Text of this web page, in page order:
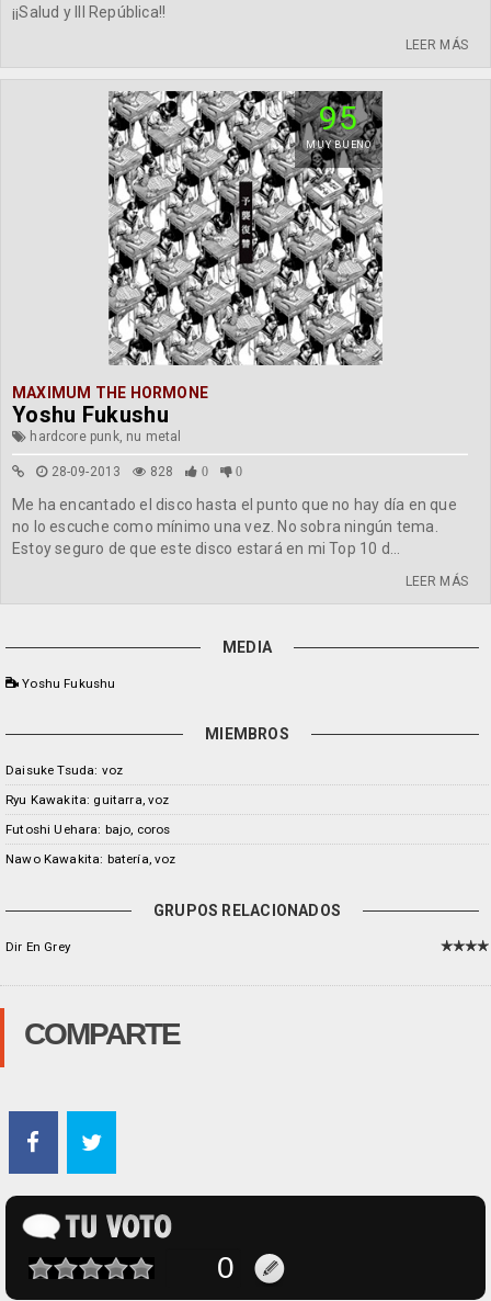
¡¡Salud y III República!!
LEER MÁS
95
MUY BUENO
MAXIMUM THE HORMONE
Yoshu Fukushu
hardcore punk, nu metal
28-09-2013 828 0 0
Me ha encantado el disco hasta el punto que no hay día en que
no lo escuche como mínimo una vez. No sobra ningún tema.
Estoy seguro de que este disco estará en mi Top 10 d...
LEER MÁS
MEDIA
Yoshu Fukushu
MIEMBROS
Daisuke Tsuda: voz
Ryu Kawakita: guitarra, voz
Futoshi Uehara: bajo, coros
Nawo Kawakita: batería, voz
GRUPOS RELACIONADOS
Dir En Grey
COMPARTE